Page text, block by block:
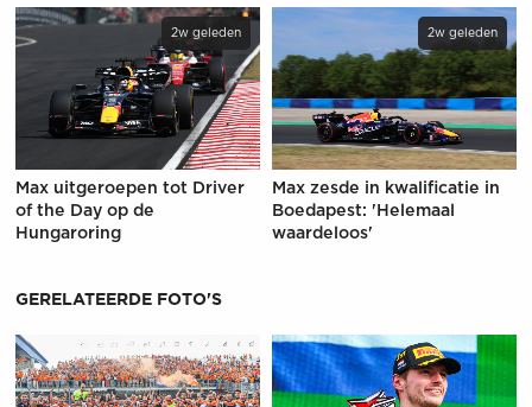
2w geleden
Max uitgeroepen tot Driver
of the Day op de
Hungaroring
2w geleden
Max zesde in kwalificatie in
Boedapest: 'Helemaal
waardeloos'
GERELATEERDE FOTO'S